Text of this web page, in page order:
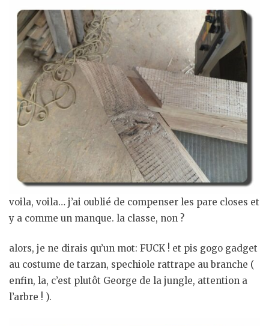
voila, voila… j’ai oublié de compenser les pare closes et
y a comme un manque. la classe, non ?
alors, je ne dirais qu’un mot: FUCK ! et pis gogo gadget
au costume de tarzan, spechiole rattrape au branche (
enfin, la, c’est plutôt George de la jungle, attention a
l’arbre ! ).